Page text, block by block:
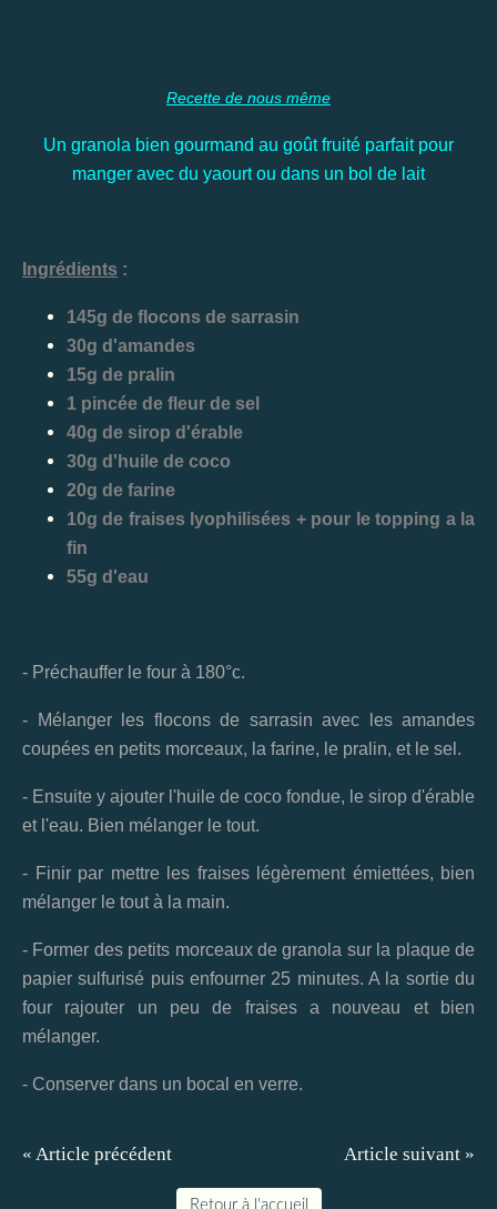
Recette de nous même
Un granola bien gourmand au goût fruité parfait pour
manger avec du yaourt ou dans un bol de lait
Ingrédients :
145g de flocons de sarrasin
30g d'amandes
15g de pralin
1 pincée de fleur de sel
40g de sirop d'érable
30g d'huile de coco
20g de farine
10g de fraises lyophilisées + pour le topping a la
fin
55g d'eau
- Préchauffer le four à 180°c.
- Mélanger les flocons de sarrasin avec les amandes
coupées en petits morceaux, la farine, le pralin, et le sel.
- Ensuite y ajouter l'huile de coco fondue, le sirop d'érable
et l'eau. Bien mélanger le tout.
- Finir par mettre les fraises légèrement émiettées, bien
mélanger le tout à la main.
- Former des petits morceaux de granola sur la plaque de
papier sulfurisé puis enfourner 25 minutes. A la sortie du
four rajouter un peu de fraises a nouveau et bien
mélanger.
- Conserver dans un bocal en verre.
« Article précédent Article suivant »
Retour à l'accueil